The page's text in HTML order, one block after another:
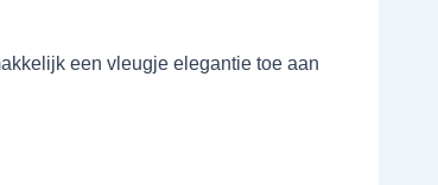
een vleugje elegantie toe aan